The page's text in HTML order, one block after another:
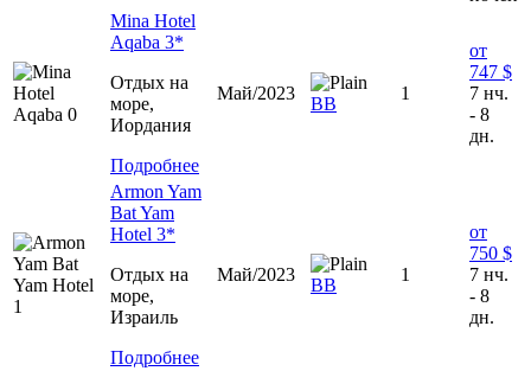
Mina Hotel
Aqaba 3*
Отдых на
море,
Иордания
Подробнее
Май/2023
BB
1
от
747 $
7 нч.
- 8
дн.
Armon Yam
Bat Yam
Hotel 3*
Отдых на
море,
Израиль
Подробнее
Май/2023
ВВ
1
от
750 $
7 нч.
- 8
дн.